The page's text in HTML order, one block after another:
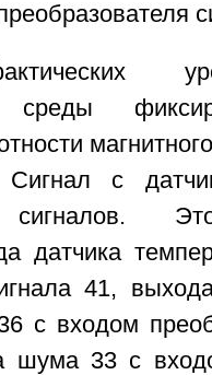
среды
с
сигналов.
датчика
41,
с входом
шума 33 с